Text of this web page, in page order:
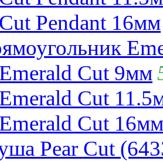
Cut Pendant 16мм
Emerald Cut 9мм
Emerald Cut
Emerald Cut 16мм
Pear Cut